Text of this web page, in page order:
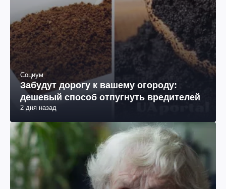
Социум
Забудут дорогу к вашему огороду:
дешевый способ отпугнуть вредителей
2 дня назад